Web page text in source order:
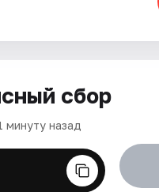
сбор
минуту назад